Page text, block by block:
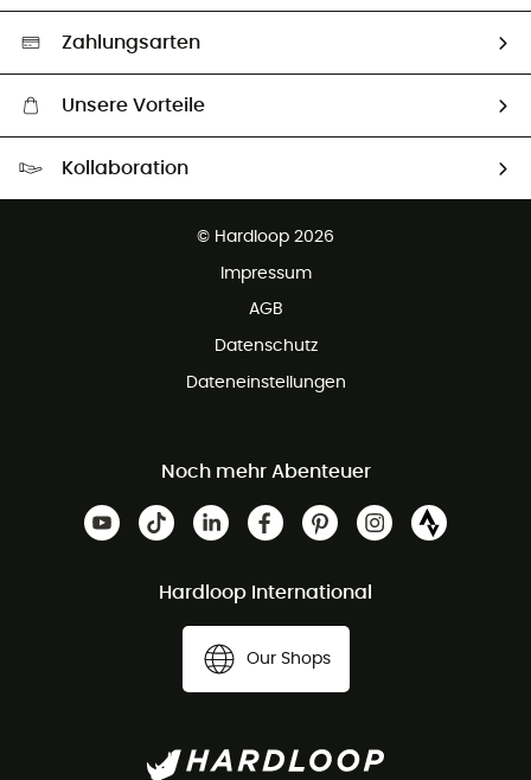
Auswahl an nachhaltigen Produkten
Zahlungsarten
Unsere Vorteile
Kollaboration
© Hardloop 2026
Impressum
AGB
Datenschutz
Dateneinstellungen
Noch mehr Abenteuer
Hardloop International
Our Shops